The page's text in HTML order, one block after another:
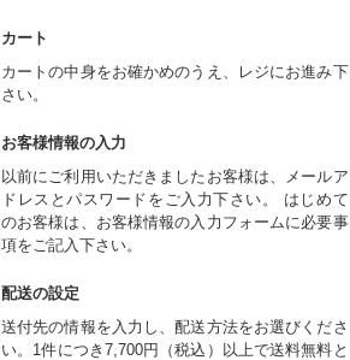
カート
カートの中身をお確かめのうえ、レジにお進み下
さい。
お客様情報の入力
以前にご利用いただきましたお客様は、メールア
ドレスとパスワードをご入力下さい。 はじめて
のお客様は、お客様情報の入力フォームに必要事
項をご記入下さい。
配送の設定
送付先の情報を入力し、配送方法をお選びくださ
い。1件につき7,700円（税込）以上で送料無料と